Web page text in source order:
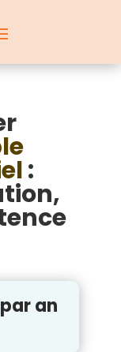
:
an